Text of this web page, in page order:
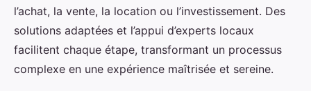
l’achat, la vente, la location ou l’investissement. Des
solutions adaptées et l’appui d’experts locaux
facilitent chaque étape, transformant un processus
complexe en une expérience maîtrisée et sereine.